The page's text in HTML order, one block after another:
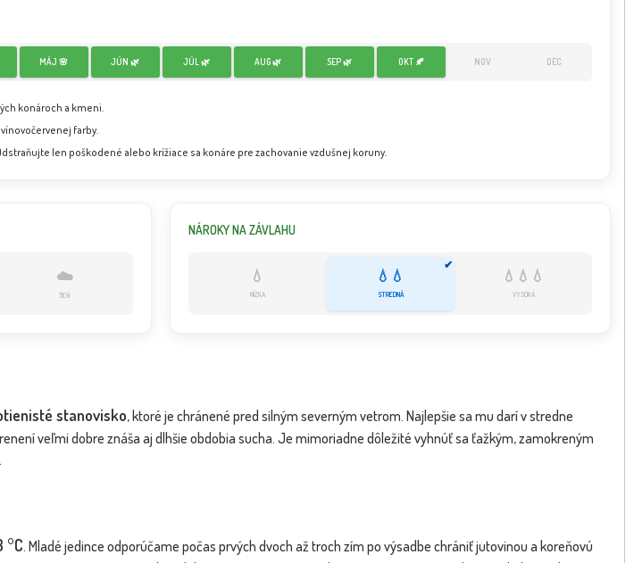
MÁJ 🌸 JÚN 🌿 JÚL 🌿 AUG 🌿 SEP 🌿 OKT 🍂 NOV DEC
konároch a kmeni.
farby.
len poškodené alebo krížiace sa konáre pre zachovanie vzdušnej koruny.
☁️
TIEŇ
NÁROKY NA ZÁVLAHU
💧
NÍZKA
✔
💧💧
STREDNÁ
💧💧💧
VYSOKÁ
stanovisko, ktoré je chránené pred silným severným vetrom. Najlepšie sa mu darí v stredne
veľmi dobre znáša aj dlhšie obdobia sucha. Je mimoriadne dôležité vyhnúť sa ťažkým, zamokreným
°C. Mladé jedince odporúčame počas prvých dvoch až troch zím po výsadbe chrániť jutovinou a koreňovú